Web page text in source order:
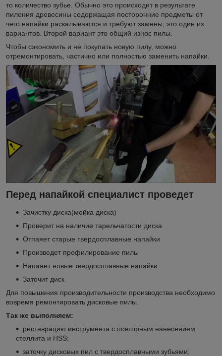
то количество зубье. Обычно это происходит в результате
пиления древесины содержащая посторонние предметы от
чего напайки раскалываются и требуют замены, это один из
вариантов. Второй вариант это общий износ пилы.
Чтобы сэкономить и не покупать новую пилу, можно
отремонтировать, частично или полностью заменить напайки.
Перед напайкой специалист проведет
Зачистку диска(мойка диска)
Проверит на наличие тарельчатости диска
Отпаяет старые твердосплавные напайки
Произведет профилирование пилы
Напаяет новые твердосплавные напайки
Заточит диск
Для повышения производительности производства необходимо
вовремя ремонтировать дисковые пилы.
Так же выполняем:
реставрацию инструмента с повторным нанесением
стеллита и HSS;
заточку дисковых пил с твердосплавными зубьями;